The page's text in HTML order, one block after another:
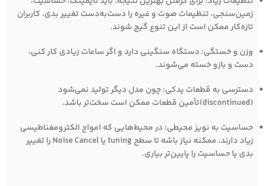
زمین‌سنجی، تنظیمات صوت و غیره را دست‌به‌دست تغییر بدی. کاربران
تازه‌کار ممکن است از این تنوع گیج شوند.
وزن و خستگی: دستگاه سنگینی دارد و اگر ساعات زیادی کار کنی،
دست و بازو خسته می‌شوند.
دسترسی به قطعات یدکی: چون مدل دیگر تولید نمی‌شود
(discontinued)تأمین قطعات ممکن است سخت‌تر باشد.
حساسیت به نویز محیطی: در محیط‌هایی که امواج الکترومغناطیسی
زیاد دارند، ممکنه نیاز باشه تا سطح tuning یا Noise Cancel را تغییر
بدی یا حساسیت را پایین‌تر بیاری.